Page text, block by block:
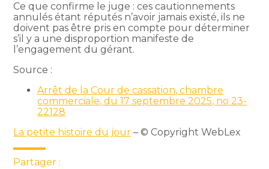
Ce que confirme le juge : ces cautionnements
annulés étant réputés n’avoir jamais existé, ils ne
doivent pas être pris en compte pour déterminer
s’il y a une disproportion manifeste de
l’engagement du gérant.
Source :
Arrêt de la Cour de cassation, chambre
commerciale, du 17 septembre 2025, no 23-
22128
La petite histoire du jour – © Copyright WebLex
Partager :